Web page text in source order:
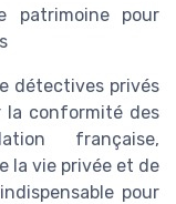
patrimoine pour
détectives privés
la conformité des
française,
la vie privée et de
pour